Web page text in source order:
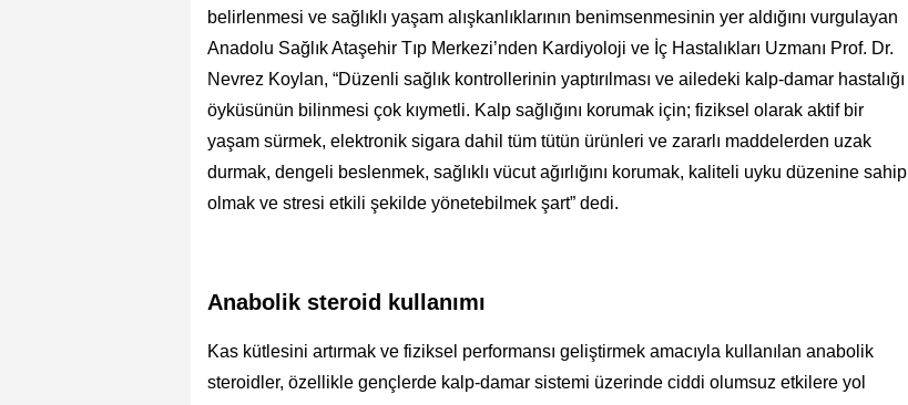
belirlenmesi ve sağlıklı yaşam alışkanlıklarının benimsenmesinin yer aldığını vurgulayan
Anadolu Sağlık Ataşehir Tıp Merkezi’nden Kardiyoloji ve İç Hastalıkları Uzmanı Prof. Dr.
Nevrez Koylan, “Düzenli sağlık kontrollerinin yaptırılması ve ailedeki kalp-damar hastalığı
öyküsünün bilinmesi çok kıymetli. Kalp sağlığını korumak için; fiziksel olarak aktif bir
yaşam sürmek, elektronik sigara dahil tüm tütün ürünleri ve zararlı maddelerden uzak
durmak, dengeli beslenmek, sağlıklı vücut ağırlığını korumak, kaliteli uyku düzenine sahip
olmak ve stresi etkili şekilde yönetebilmek şart” dedi.
Anabolik steroid kullanımı
Kas kütlesini artırmak ve fiziksel performansı geliştirmek amacıyla kullanılan anabolik
steroidler, özellikle gençlerde kalp-damar sistemi üzerinde ciddi olumsuz etkilere yol